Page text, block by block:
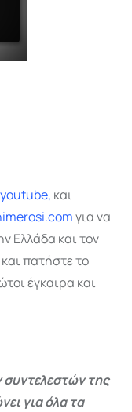
youtube, και
για να
Ελλάδα και τον
πατήστε το
έγκαιρα και
της
για όλα τα